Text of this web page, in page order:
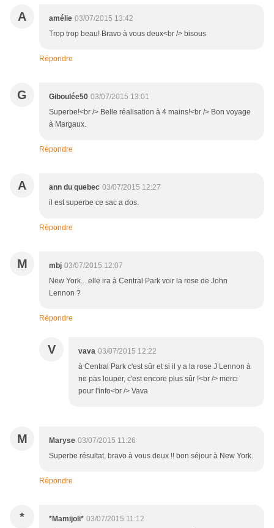
A amélie 03/07/2015 13:42
Trop trop beau! Bravo à vous deux<br /> bisous
Répondre
G Giboulée50 03/07/2015 13:01
Superbe!<br /> Belle réalisation à 4 mains!<br /> Bon voyage
à Margaux.
Répondre
A ann du quebec 03/07/2015 12:27
il est superbe ce sac a dos.
Répondre
M mbj 03/07/2015 12:07
New York... elle ira à Central Park voir la rose de John
Lennon ?
Répondre
V vava 03/07/2015 12:22
à Central Park c'est sûr et si il y a la rose J Lennon à
ne pas louper, c'est encore plus sûr !<br /> merci
pour l'info<br /> Vava
M Maryse 03/07/2015 11:26
Superbe résultat, bravo à vous deux !! bon séjour à New York.
Répondre
* *Mamijoli* 03/07/2015 11:12